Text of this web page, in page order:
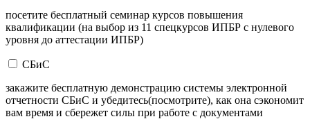
посетите бесплатный семинар курсов повышения
квалификации (на выбор из 11 спецкурсов ИПБР с нулевого
уровня до аттестации ИПБР)
СБиС
закажите бесплатную демонстрацию системы электронной
отчетности СБиС и убедитесь(посмотрите), как она сэкономит
вам время и сбережет силы при работе с документами